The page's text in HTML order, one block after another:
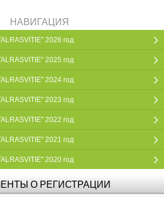
НАВИГАЦИЯ
2026 год
2025 год
2024 год
2023 год
2022 год
2021 год
2020 год
О РЕГИСТРАЦИИ